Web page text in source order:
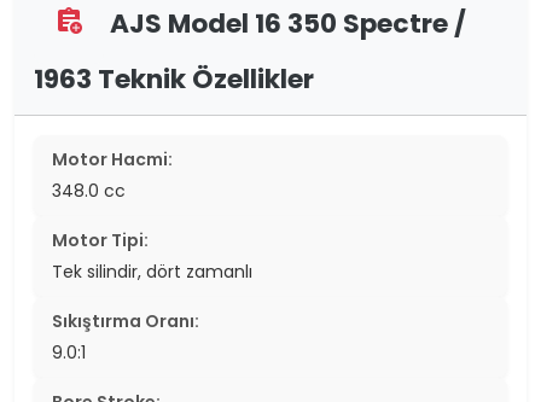
assignment_add
AJS Model 16 350 Spectre /
1963 Teknik Özellikler
Motor Hacmi:
348.0 cc
Motor Tipi:
Tek silindir, dört zamanlı
Sıkıştırma Oranı:
9.0:1